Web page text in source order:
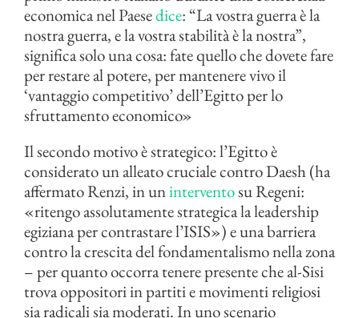
economica nel Paesedice: “La vostra guerra è la
nostra guerra, e la vostra stabilità è la nostra”,
significa solo una cosa: fate quello che dovete fare
per restare al potere, per mantenere vivo il
‘vantaggio competitivo’ dell’Egitto per lo
sfruttamento economico»
Il secondo motivo è strategico: l’Egitto è
considerato un alleato cruciale contro Daesh (ha
affermato Renzi, in uninterventosu Regeni:
«ritengo assolutamente strategica la leadership
egiziana per contrastare l’ISIS») e una barriera
contro la crescita del fondamentalismo nella zona
– per quanto occorra tenere presente che al-Sisi
trova oppositori in partiti e movimenti religiosi
sia radicali sia moderati. In uno scenario